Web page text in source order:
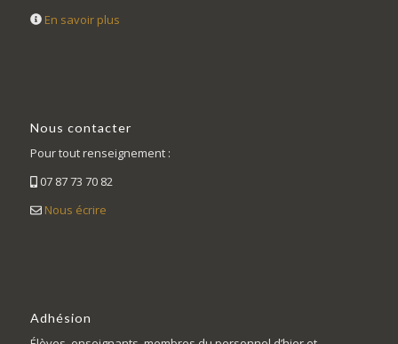
En savoir plus
Nous contacter
Pour tout renseignement :
07 87 73 70 82
Nous écrire
Adhésion